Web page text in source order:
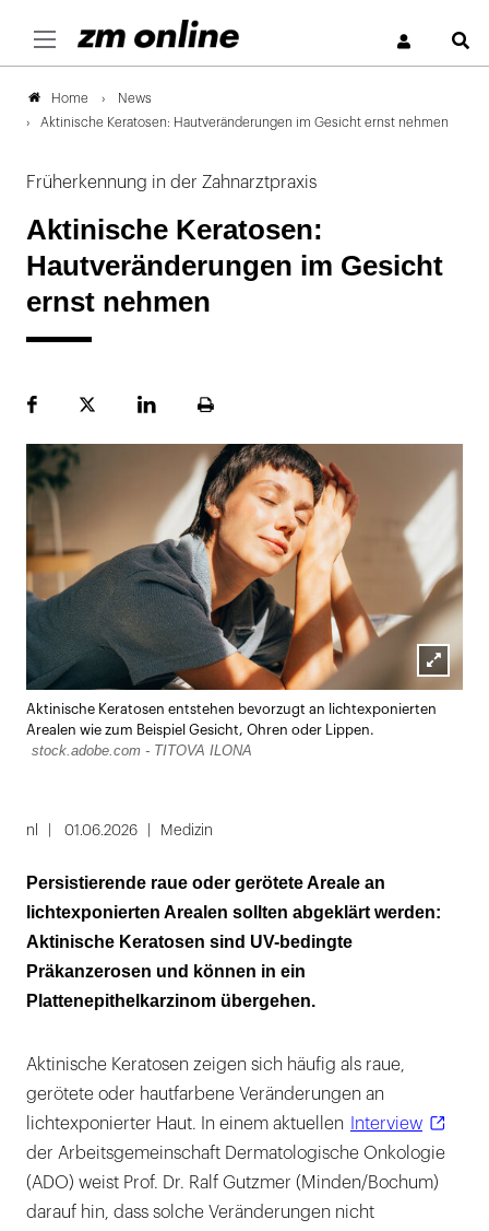
Home
News
Aktinische Keratosen: Hautveränderungen im Gesicht ernst nehmen
Früherkennung in der Zahnarztpraxis
Aktinische Keratosen:
Hautveränderungen im Gesicht
ernst nehmen
FacebookPlattformLinekdInSeite
Lightbox
öffnen
Aktinische Keratosen entstehen bevorzugt an lichtexponierten
Arealen wie zum Beispiel Gesicht, Ohren oder Lippen.
stock.adobe.com - TITOVA ILONA
nl 01.06.2026 Medizin
Persistierende raue oder gerötete Areale an
lichtexponierten Arealen sollten abgeklärt werden:
Aktinische Keratosen sind UV-bedingte
Präkanzerosen und können in ein
Plattenepithelkarzinom übergehen.
Aktinische Keratosen zeigen sich häufig als raue,
gerötete oder hautfarbene Veränderungen an
lichtexponierter Haut. In einem aktuellen
Interview
der Arbeitsgemeinschaft Dermatologische Onkologie
(ADO) weist Prof. Dr. Ralf Gutzmer (Minden/Bochum)
darauf hin, dass solche Veränderungen nicht